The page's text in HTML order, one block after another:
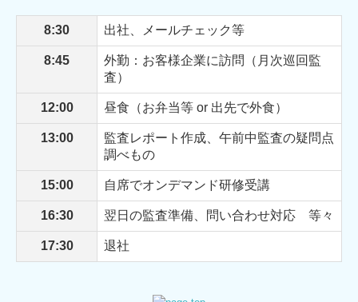
8:30 出社、メールチェック等
8:45
外勤：お客様企業に訪問（月次巡回監
査）
12:00 昼食（お弁当等 or 出先で外食）
13:00
監査レポート作成、午前中監査の疑問点
調べもの
15:00 自席でオンデマンド研修受講
16:30 翌日の監査準備、問い合わせ対応 等々
17:30 退社